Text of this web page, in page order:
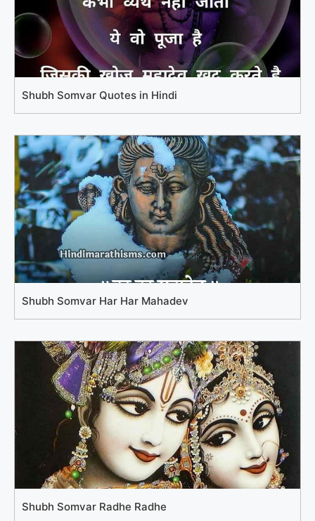
Shubh Somvar Quotes in Hindi
Shubh Somvar Har Har Mahadev
Shubh Somvar Radhe Radhe